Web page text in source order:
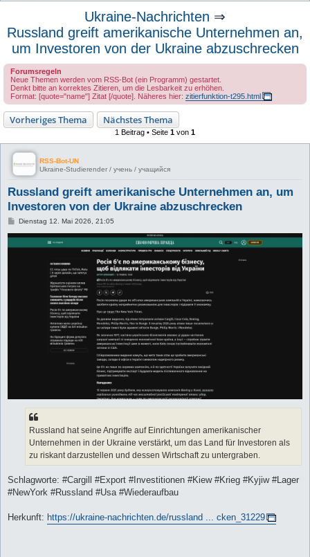
Ukraine-Nachrichten ⇒
Russland greift amerikanische Unternehmen an,
um Investoren von der Ukraine abzuschrecken
Forumsregeln
Neue Themen werden vom RSS-Bot (ein Programm) gestartet.
Denkt bitte an korrektes Zitieren, um die Lesbarkeit zu erhöhen.
Format: [quote="name"] Zitat [/quote]. Näheres hier: zitierfunktion-t295.html
Vorheriges Thema Nächstes Thema
1 Beitrag • Seite 1 von 1
RSS-Bot-UN
Ukraine-Studierender / учень / учащийся
Russland greift amerikanische Unternehmen an, um
Investoren von der Ukraine abzuschrecken
B
i
Dienstag 12. Mai 2026, 21:05
Russland hat seine Angriffe auf Einrichtungen amerikanischer
Unternehmen in der Ukraine verstärkt, um das Land für Investoren als
zu riskant darzustellen und dessen Wirtschaft zu untergraben.
Schlagworte: #Cargill #Export #Investitionen #Kiew #Krieg #Kyjiw #Lager
#NewYork #Russland #Usa #Wiederaufbau
Herkunft: https://ukraine-nachrichten.de/russland ... cken_31229